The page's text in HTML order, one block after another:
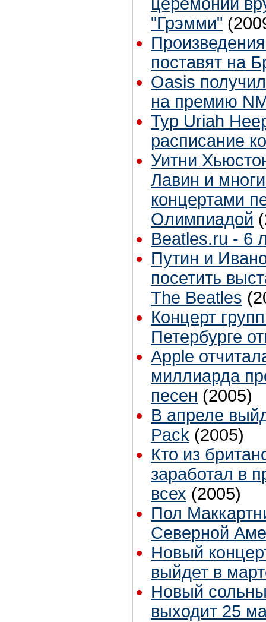
"Грэмми"
поставят на
Oasis
на премию
Тур Uriah
расписание
Уитни
Лавин и
концертами
Олимпиадой
Beatles.ru - 6
Путин и
посетить
The Beatles
Концерт
Петербурге
Apple
миллиарда
песен (2005)
В апреле
Pack (2005)
Кто из
заработал в
всех (2005)
Пол
Северной
Новый
выйдет в
Новый
выходит 25